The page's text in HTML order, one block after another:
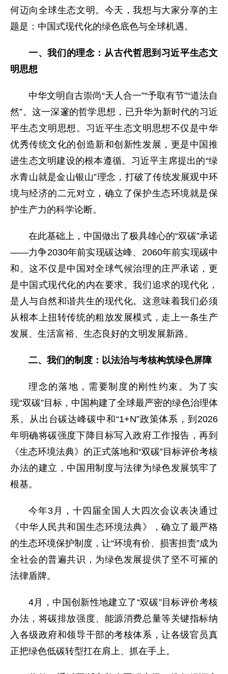
何迈向全球生态文明。今天，我想与大家分享的主
题是：中国式现代化的绿色底色与全球机遇。
一、我们的理念：从古代哲思到习近平生态文
明思想
中华文明自古崇尚“天人合一”“予取有节”“道法自
然”。这一深邃的哲学思想，已升华为新时代的习近
平生态文明思想。习近平生态文明思想不仅是中华
优秀传统文化的创造新和创新性发展，更是中国推
进生态文明建设的根本遵循。习近平主席提出的“绿
水青山就是金山银山”理念，打破了传统发展观中环
境与经济的二元对立，确立了保护生态环境就是保
护生产力的科学论断。
在此基础上，中国做出了极具雄心的“双碳”承诺
——力争2030年前实现碳达峰、2060年前实现碳中
和。这不仅是中国对全球气候治理的庄严承诺，更
是中国式现代化的内在要求。我们追求的现代化，
是人与自然和谐共生的现代化。这意味着我们必须
从根本上扭转传统的粗放发展模式，走上一条生产
发展、生活富裕、生态良好的文明发展新路。
二、我们的制度：以法治与考核构筑绿色屏障
理念的落地，需要制度的刚性约束。为了实
现“双碳”目标，中国构建了全球最严密的绿色治理体
系。从出台碳达峰碳中和“1+N”政策体系，到2026
年明确将碳强度下降目标写入政府工作报告，再到
《生态环境法典》的正式落地和“双碳”目标评价考核
办法的建立，中国用制度与法律为绿色发展筑牢了
根基。
今年3月，十四届全国人大四次会议表决通过
《中华人民共和国生态环境法典》，确立了最严格
的生态环境保护制度，让“环境有价、损害担责”成为
全社会的普遍共识，为绿色发展提供了坚不可摧的
法律盾牌。
4月，中国创新性地建立了“双碳”目标评价考核
办法，将碳排放强度、能源消费总量等关键指标纳
入各级政府和领导干部的考核体系，让各级官员真
正把绿色低碳转型扛在肩上、抓在手上。